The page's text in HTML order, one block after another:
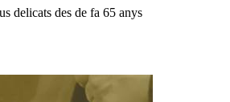
delicats des de fa 65 anys